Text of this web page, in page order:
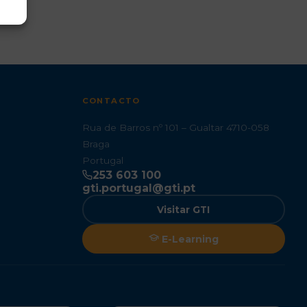
CONTACTO
Rua de Barros nº 101 – Gualtar 4710-058
Braga
Portugal
253 603 100
gti.portugal@gti.pt
Visitar GTI
E-Learning